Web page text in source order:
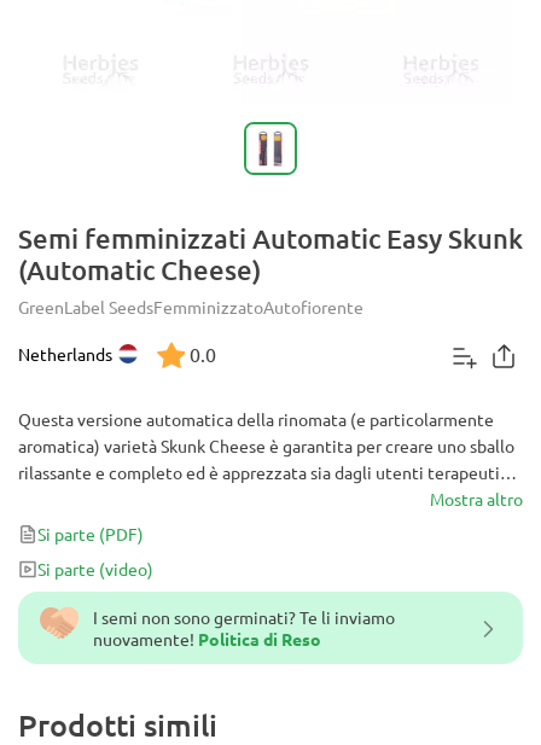
Semi femminizzati Automatic Easy Skunk
(Automatic Cheese)
GreenLabel SeedsFemminizzatoAutofiorente
Netherlands 0.0
I semi non sono germinati? Te li inviamo
nuovamente! Politica di Reso
Prodotti simili
Questa versione automatica della rinomata (e particolarmente
aromatica) varietà Skunk Cheese è garantita per creare uno sballo
rilassante e completo ed è apprezzata sia dagli utenti terapeutici
Mostra altro
Si parte (PDF)
Si parte (video)